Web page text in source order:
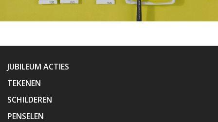
JUBILEUM ACTIES
TEKENEN
SCHILDEREN
PENSELEN